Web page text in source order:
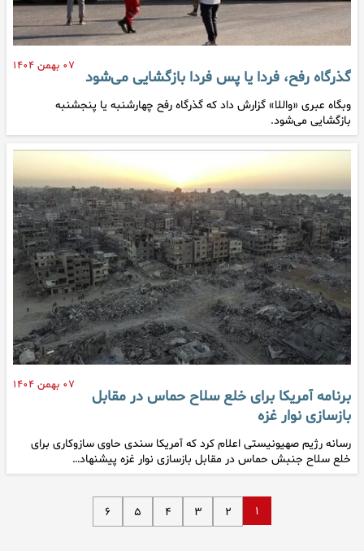
۰۷ بهمن ۱۴۰۴
گذرگاه رفح، فردا یا پس فردا بازگشایی می‌شود
وبگاه عبری «واللا» گزارش داد که گذرگاه رفح چهارشنبه یا پنجشنبه
بازگشایی می‌شود.
۰۷ بهمن ۱۴۰۴
برنامه آمریکا برای خلع سلاح حماس در مقابل
بازسازی نوار غزه
رسانه رژیم صهیونیستی اعلام کرد که آمریکا سندی حاوی سازوکاری برای
خلع سلاح جنبش حماس در مقابل بازسازی نوار غزه پیشنهاد…
۱ ۲ ۳ ۴ ۵ ۶